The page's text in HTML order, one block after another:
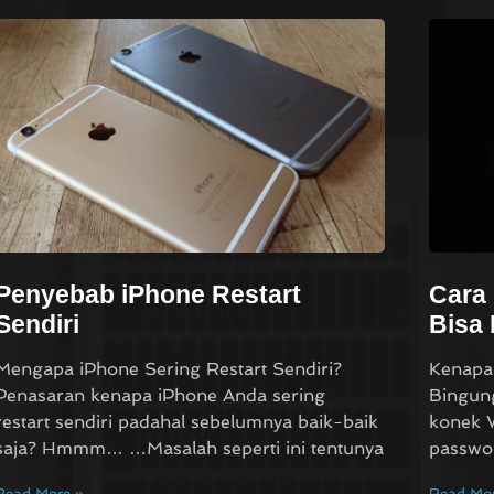
iPhone Restart
iPhone Sering Restart Sendiri?
kenapa iPhone Anda sering
sendiri padahal sebelumnya baik-baik
Hmmm… …Masalah seperti ini tentunya
Cara
Bisa
konek